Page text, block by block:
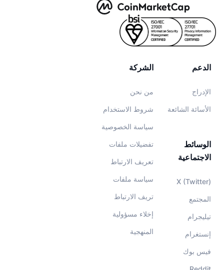
الشركة
من نحن
شروط الاستخدام
سياسة الخصوصية
تفضيلات ملفات
تعريف الارتباط
سياسة ملفات
تريف الارتباط
إخلاء مسؤولية
المنهجية
الدعم
الإدراج
الأسائة الشائعة
الوسائط
الاجتماعية
X (Twitter)
المجتمع
تيليجرام
إنستغرام
فيس بوك